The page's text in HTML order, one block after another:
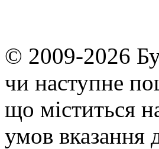
© 2009-2026
чи наступне
що мiститься
умов вказання